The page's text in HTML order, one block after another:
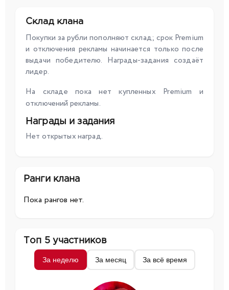
Склад клана
Покупки за рубли пополняют склад; срок Premium
и отключения рекламы начинается только после
выдачи победителю. Награды-задания создаёт
лидер.
На складе пока нет купленных Premium и
отключений рекламы.
Награды и задания
Нет открытых наград.
Ранги клана
Пока рангов нет.
Топ 5 участников
За неделю За месяц За всё время